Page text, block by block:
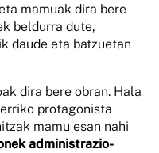
mamuak dira bere
beldurra dute,
daude eta batzuetan
dira bere obran. Hala
protagonista
mamu esan nahi
administrazio-